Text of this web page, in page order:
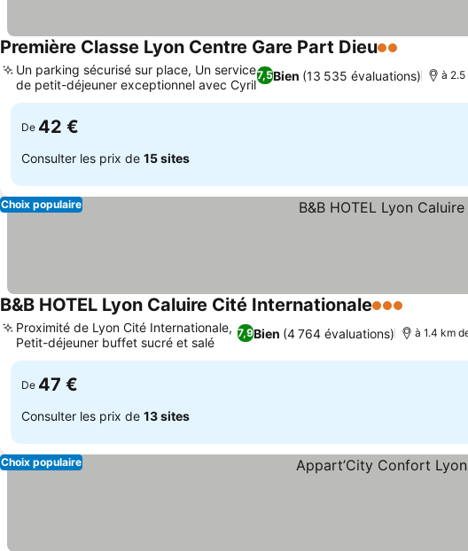
Première Classe Lyon Centre Gare Part Dieu2 Étoiles
7,5Bien (13 535 évaluations)
Un parking sécurisé sur place, Un service
de petit-déjeuner exceptionnel avec Cyril
à
De 42 €
Consulter les prix de 15 sites
Choix populaire
B&B HOTEL Lyon Caluire Cité Internationale3 Étoiles
7,9Bien (4 764 évaluations)
Proximité de Lyon Cité Internationale,
Petit-déjeuner buffet sucré et salé
à 1.4 km
De 47 €
Consulter les prix de 13 sites
Choix populaire